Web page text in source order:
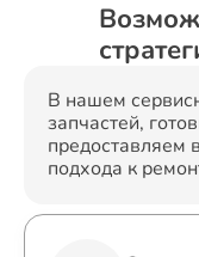
В нашем
запчастей,
предоставляем
подхода к